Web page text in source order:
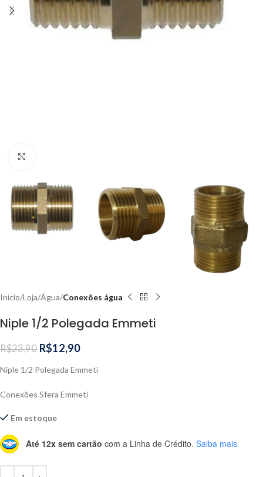
Início Loja Água Conexões água
Niple 1/2 Polegada Emmeti
R$23,90 R$12,90
Niple 1/2 Polegada Emmeti
Conexões Sfera Emmeti
Em estoque
Até 12x sem cartão com a Linha de Crédito. Saiba mais